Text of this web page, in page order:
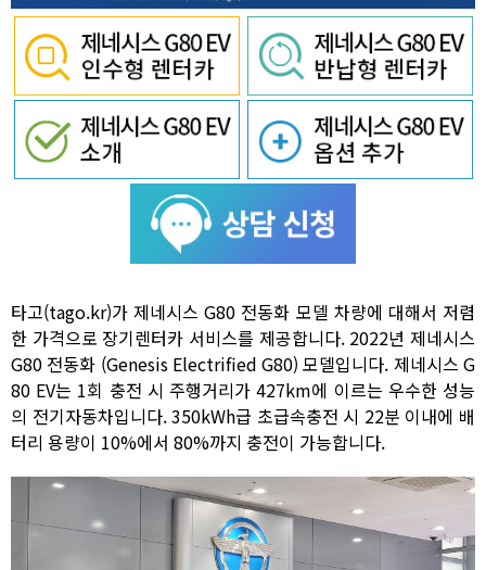
타고(tago.kr)가 제네시스 G80 전동화 모델 차량에 대해서 저렴
한 가격으로 장기렌터카 서비스를 제공합니다. 2022년 제네시스
G80 전동화 (Genesis Electrified G80) 모델입니다. 제네시스 G
80 EV는 1회 충전 시 주행거리가 427km에 이르는 우수한 성능
의 전기자동차입니다. 350kWh급 초급속충전 시 22분 이내에 배
터리 용량이 10%에서 80%까지 충전이 가능합니다.